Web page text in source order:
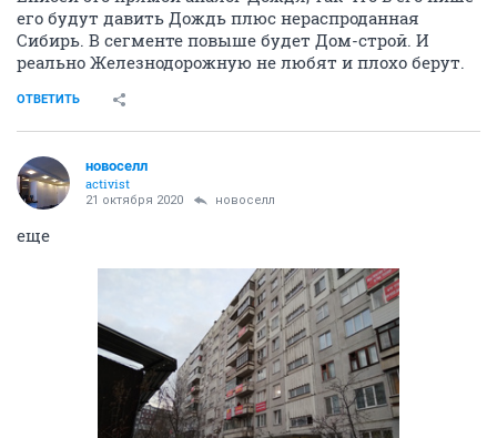
его будут давить Дождь плюс нераспроданная
Сибирь. В сегменте повыше будет Дом-строй. И
реально Железнодорожную не любят и плохо берут.
ОТВЕТИТЬ
новоселл
activist
21 октября 2020 новоселл
еще